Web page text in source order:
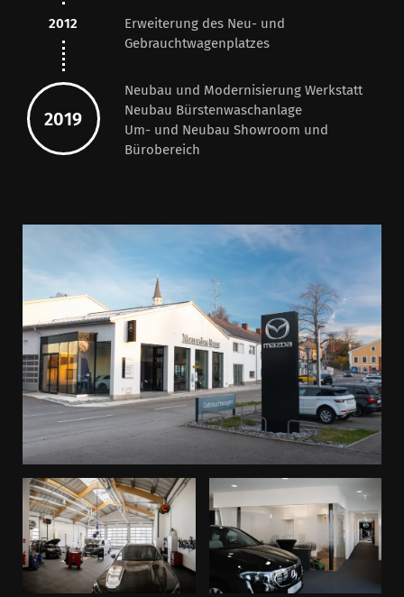
2012
Erweiterung des Neu- und
Gebrauchtwagenplatzes
2019
Neubau und Modernisierung Werkstatt
Neubau Bürstenwaschanlage
Um- und Neubau Showroom und
Bürobereich